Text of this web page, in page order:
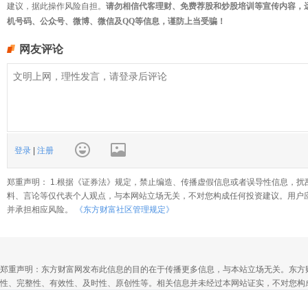
建议，据此操作风险自担。 请勿相信代客理财、免费荐股和炒股培训等宣传内容
机号码、公众号、微博、微信及QQ等信息，谨防上当受骗！
网友评论
登录 | 注册
郑重声明： 1.根据《证券法》规定，禁止编造、传播虚假信息或者误导性信息，
料、言论等仅代表个人观点，与本网站立场无关，不对您构成任何投资建议。用
并承担相应风险。
《东方财富社区管理规定》
郑重声明：东方财富网发布此信息的目的在于传播更多信息，与本站立场无关。东
性、完整性、有效性、及时性、原创性等。相关信息并未经过本网站证实，不对您